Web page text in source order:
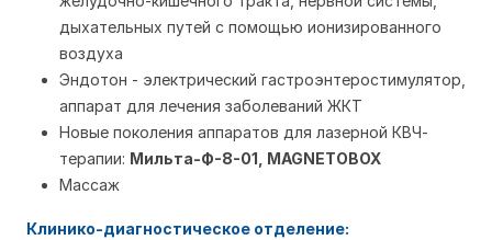
дыхательных путей с помощью ионизированного
воздуха
Эндотон - электрический гастроэнтеростимулятор,
аппарат для лечения заболеваний ЖКТ
Новые поколения аппаратов для лазерной КВЧ-
терапии: Мильта-Ф-8-01, MAGNETOBOX
Массаж
Клинико-диагностическое отделение: